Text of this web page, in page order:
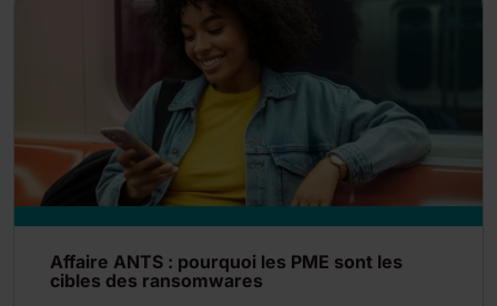
Affaire ANTS : pourquoi les PME sont les
cibles des ransomwares